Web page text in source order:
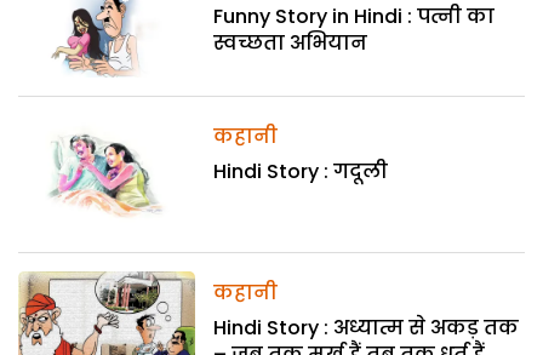
Funny Story in Hindi : पत्नी का
स्वच्छता अभियान
कहानी
Hindi Story : गदूली
कहानी
Hindi Story : अध्यात्म से अकड़ तक